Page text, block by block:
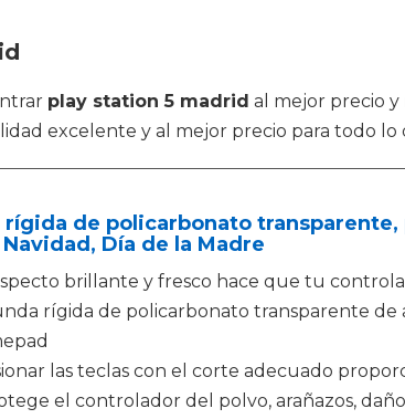
play station 5 madrid al mejor precio y
excelente y al mejor precio para todo
rígida de policarbonato transparente,
Navidad, Día de la Madre
brillante y fresco hace que tu
rígida de policarbonato transparente de
las teclas con el corte adecuado
el controlador del polvo, arañazos,